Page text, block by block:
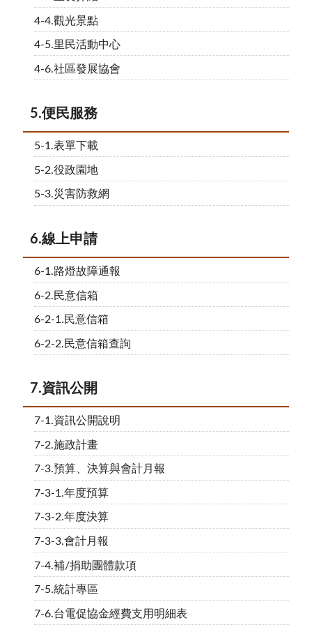
4-4.觀光景點
4-5.里民活動中心
4-6.社區發展協會
5.便民服務
5-1.表單下載
5-2.役政園地
5-3.災害防救網
6.線上申請
6-1.路燈故障通報
6-2.民意信箱
6-2-1.民意信箱
6-2-2.民意信箱查詢
7.資訊公開
7-1.資訊公開說明
7-2.施政計畫
7-3.預算、決算與會計月報
7-3-1.年度預算
7-3-2.年度決算
7-3-3.會計月報
7-4.補/捐助團體款項
7-5.統計專區
7-6.台電促協金經費支用明細表